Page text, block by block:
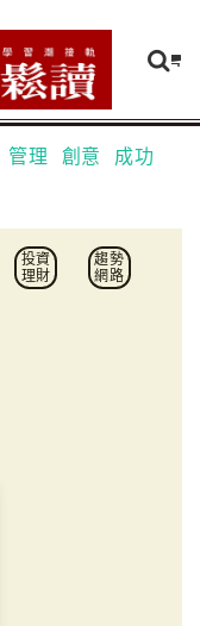
管理 創意 成功
投資
理財
趨勢
網路